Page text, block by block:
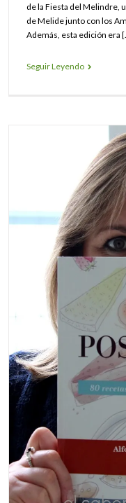
de la Fiesta del Melindre,
de Melide junto con los
Además, esta edición era
Seguir Leyendo